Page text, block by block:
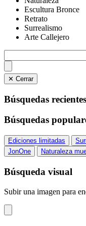
Escultura Bronce
Retrato
Surrealismo
Arte Callejero
✕ Cerrar
Búsquedas recientes
Búsquedas
Ediciones limitadas
JonOne
Naturaleza
Búsqueda visual
Subir una imagen para